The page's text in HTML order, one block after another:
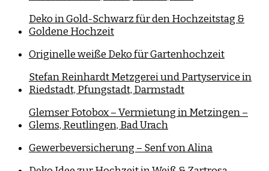
Deko in Gold-Schwarz für den Hochzeitstag &
Goldene Hochzeit
Originelle weiße Deko für Gartenhochzeit
Stefan Reinhardt Metzgerei und Partyservice in
Riedstadt, Pfungstadt, Darmstadt
Glemser Fotobox – Vermietung in Metzingen –
Glems, Reutlingen, Bad Urach
Gewerbeversicherung – Senf von Alina